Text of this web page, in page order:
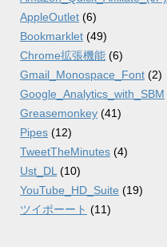
AppleOutlet (6)
Bookmarklet (49)
Chrome拡張機能 (6)
Gmail_Monospace_Font (2)
Google_Analytics_with_SBM
Greasemonkey (41)
Pipes (12)
TweetTheMinutes (4)
Ust_DL (10)
YouTube_HD_Suite (19)
ツイポーート (11)